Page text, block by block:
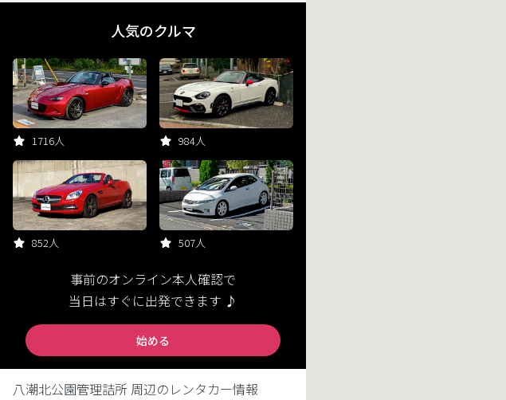
人気のクルマ
1716人 984人
852人 507人
事前のオンライン本人確認で
当日はすぐに出発できます ♪
始める
八潮北公園管理詰所 周辺のレンタカー情報